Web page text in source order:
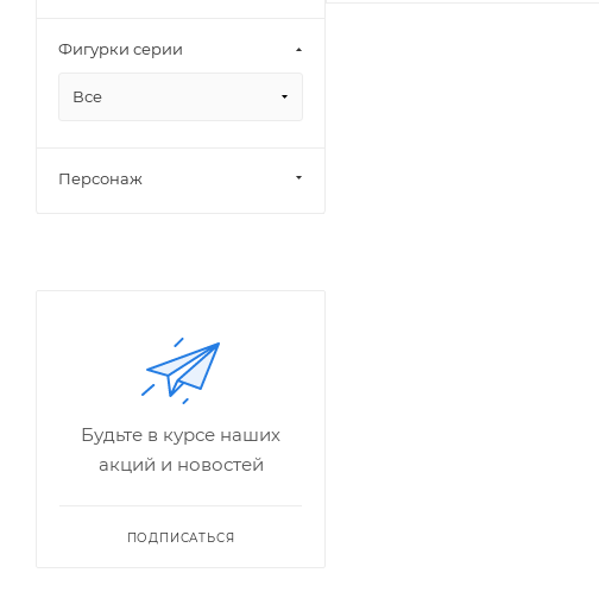
Фигурки серии
Все
Персонаж
Будьте в курсе наших
акций и новостей
ПОДПИСАТЬСЯ